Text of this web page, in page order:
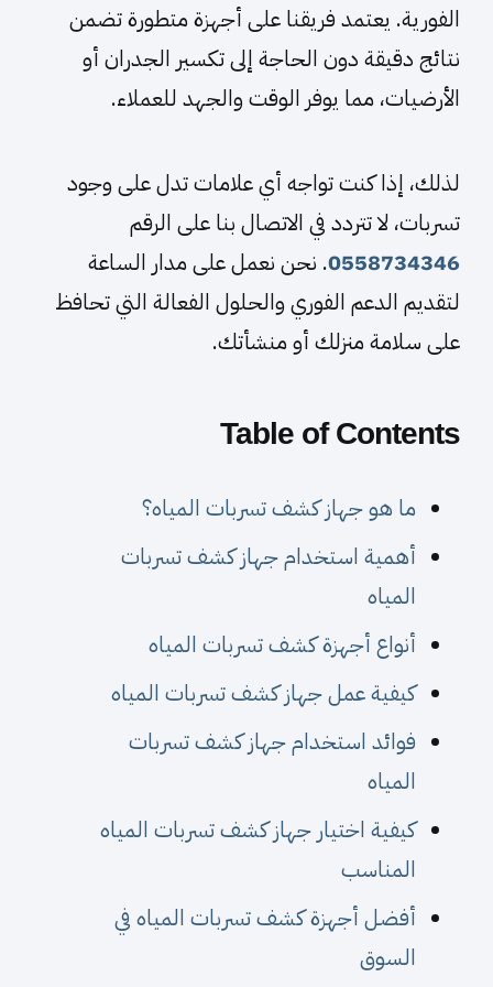
الفورية. يعتمد فريقنا على أجهزة متطورة تضمن
نتائج دقيقة دون الحاجة إلى تكسير الجدران أو
الأرضيات، مما يوفر الوقت والجهد للعملاء.
لذلك، إذا كنت تواجه أي علامات تدل على وجود
تسربات، لا تتردد في الاتصال بنا على الرقم
0558734346. نحن نعمل على مدار الساعة
لتقديم الدعم الفوري والحلول الفعالة التي تحافظ
على سلامة منزلك أو منشأتك.
Table of Contents
ما هو جهاز كشف تسربات المياه؟
أهمية استخدام جهاز كشف تسربات
المياه
أنواع أجهزة كشف تسربات المياه
كيفية عمل جهاز كشف تسربات المياه
فوائد استخدام جهاز كشف تسربات
المياه
كيفية اختيار جهاز كشف تسربات المياه
المناسب
أفضل أجهزة كشف تسربات المياه في
السوق